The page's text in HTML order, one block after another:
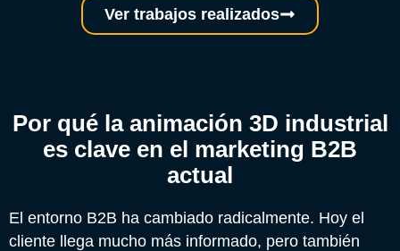
Ver trabajos realizados
Por qué la animación 3D industrial
es clave en el marketing B2B
actual
El entorno B2B ha cambiado radicalmente. Hoy el
cliente llega mucho más informado, pero también